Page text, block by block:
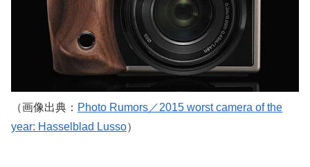
（画像出典： Photo Rumors／2015 worst camera of the
year: Hasselblad Lusso）